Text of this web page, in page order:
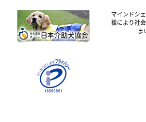
マインドシ
援により社
ま